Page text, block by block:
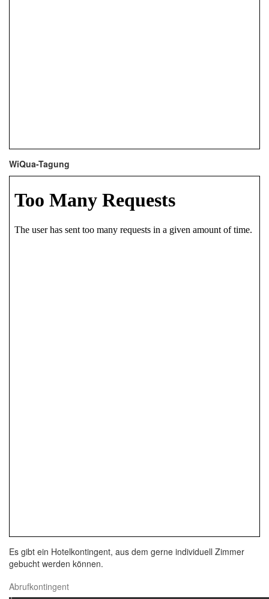
WiQua-Tagung
Es gibt ein Hotelkontingent, aus dem gerne individuell Zimmer
gebucht werden können.
Abrufkontingent